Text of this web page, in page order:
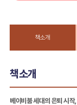
책소개
책소개
베이비붐 세대의 은퇴 시